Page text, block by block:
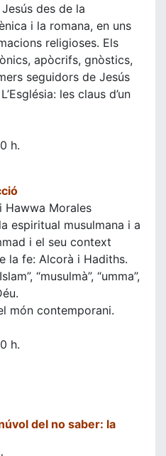
des de la
i la romana, en uns
religioses. Els
apòcrifs, gnòstics,
seguidors de Jesús
les claus d’un
h.
Hawwa Morales
espiritual musulmana i a
i el seu context
la fe: Alcorà i Hadiths.
“musulmà”, “umma”,
món contemporani.
h.
del no saber: la